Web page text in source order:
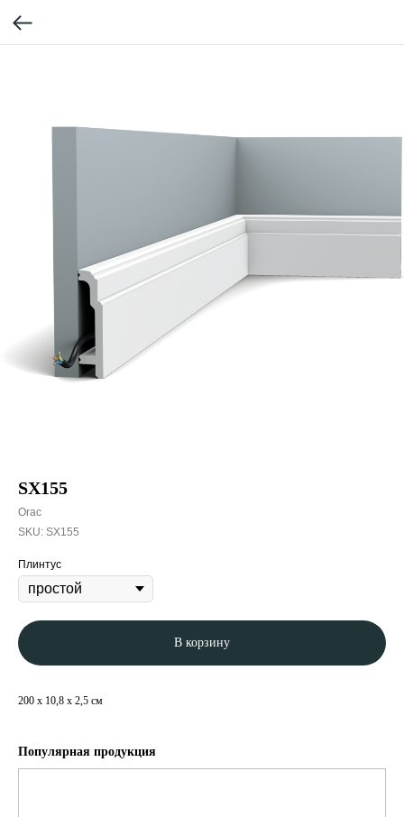
SX155
Orac
SKU: SX155
Плинтус
В корзину
200 x 10,8 x 2,5 см
Популярная продукция